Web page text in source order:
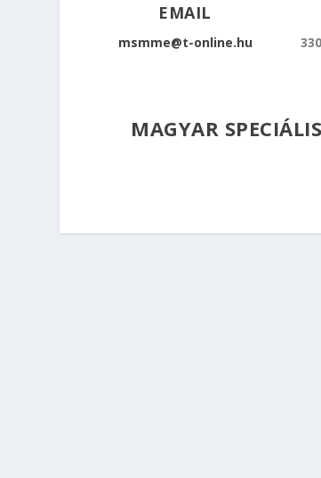
EMAIL
msmme@t-online.hu
MAGYAR